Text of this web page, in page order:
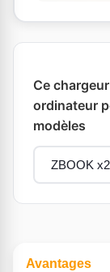
Ce
ordinateur
modèles
Avantages